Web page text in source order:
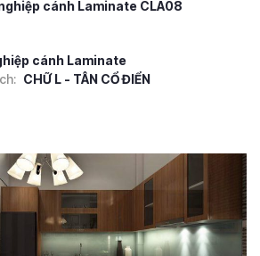
cánh Laminate CLA08
cánh Laminate
CHỮ L - TÂN CỔ ĐIỂN